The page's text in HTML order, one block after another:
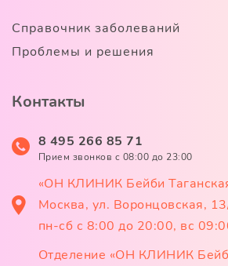
Справочник заболеваний
Проблемы и решения
Контакты
8 495 266 85 71
Прием звонков c 08:00 до 23:00
«ОН КЛИНИК Бейби
Москва, ул. Воронцовская,
пн-сб с 8:00 до 20:00, вс
Отделение «ОН КЛИНИК